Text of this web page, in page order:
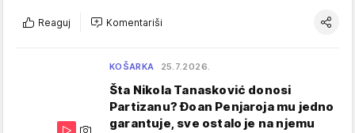
Reaguj Komentariši
KOŠARKA 25.7.2026.
Šta Nikola Tanasković donosi
Partizanu? Đoan Penjaroja mu jedno
garantuje, sve ostalo je na njemu